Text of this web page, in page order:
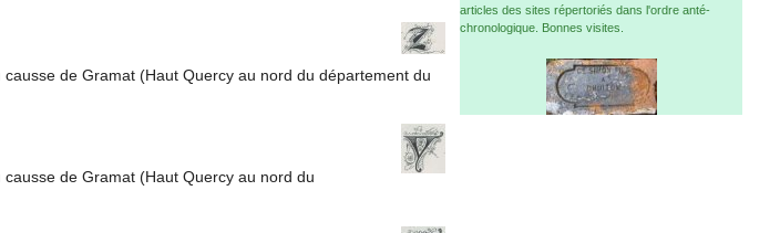
de Gramat (Haut Quercy au nord du département du
de Gramat (Haut Quercy au nord du
articles des sites répertoriés dans l'ordre anté-
chronologique. Bonnes visites.